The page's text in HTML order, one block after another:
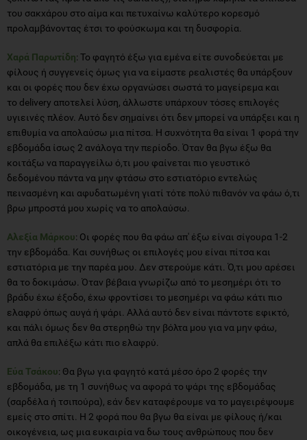
του σακχάρου στο αίμα και πετυχαίνω καλύτερο κορεσμό
προλαμβάνοντας έτσι το φούσκωμα και τη δυσφορία.
Χαρά Παρωτίδη: Το φαγητό έξω για εμένα είτε συνοδεύεται με
φίλους ή συγγενείς όμως για να είμαστε ρεαλιστές θα υπάρξουν
και οι φορές που δεν έχω οργανώσει σωστά το μαγείρεμα και
το delivery αποτελεί λύση, άλλωστε υπάρχουν τόσες επιλογές
υγιεινές πλέον. Αυτό δεν σημαίνει ότι δεν μπορεί να υπάρξει και η
επιθυμία να απολαύσω μια πίτσα. Η συχνότητα θα είναι 1 φορά την
εβδομάδα ίσως 2 ανάλογα την περίοδο. Όταν θα βγω έξω θα
κοιτάξω να παραγγείλω ό,τι μου φαίνεται πιο γευστικό
δεδομένου πάντα να μην φτάσω στο εστιατόριο εντελώς
πεινασμένη και αφυδατωμένη γιατί τότε πολύ πιθανόν να φάω ό,τι
βρω μπροστά μου χωρίς να το απολαύσω.
Αλεξία Μάρκου: Οι φορές που θα φάω απ' έξω είναι σίγουρα 1-2
την εβδομάδα. Και συνήθως οι επιλογές μου είναι πίτσα και
εστιατόρια με την παρέα μου. Δεν στερούμε κάτι. Ό,τι μου αρέσει
θα το δοκιμάσω. Όταν βέβαια γνωρίζω από το μεσημέρι ότι το
βράδυ έχω έξοδο, έχω φροντίσει το μεσημέρι να φάω κάτι πιο
ελαφρύ όπως αυγά ή ψάρι. Αλλά αυτό δεν είναι πάντοτε εφικτό,
και πάλι όμως δεν θα στερηθώ την βόλτα μου για να μην φάω,
απλά θα επιλέξω κάτι πιο ελαφρύ.
Εύα Τσάκου: Θα βγω για φαγητό κατά μέσο όρο 2 φορές την
εβδομάδα, με τη 1 συνήθως να αφορά το ψάρι της εβδομάδας
(σαρδέλα ή τσιπούρα), εάν δεν καταφέρουμε να το μαγειρέψουμε
εμείς στο σπίτι. Η 2 φορά που θα βγω θα είναι με φίλους ή/και
οικογένεια, ως μια ευκαιρία να δω τους ανθρώπους που δεν